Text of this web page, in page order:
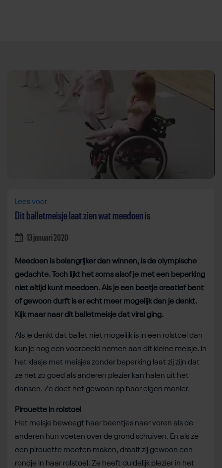
Direct door naar content
Lees voor
Dit balletmeisje laat zien wat meedoen is
13 januari 2020
Meedoen is belangrijker dan winnen, is de olympische
gedachte. Toch lijkt het soms alsof je met een beperking
niet altijd kunt meedoen. Als je een beetje creatief bent
of gewoon durft is er echt meer mogelijk dan je denkt.
Kijk maar naar dit balletmeisje dat viral ging.
Als je denkt dat ballet niet mogelijk is in een rolstoel dan
kun je nog een voorbeeld nemen aan dit kleine meisje. In
het klasje met meisjes zonder beperking laat zij zijn dat
ze net zo goed als anderen plezier kan halen uit het
dansen. Ze doet het gewoon op haar eigen manier.
Pirouette in rolstoel
Het meisje beweegt haar beentjes naar voren als de
anderen hun voeten over de grond schuiven. En als ze
een pirouette moeten maken, draait zij gewoon een
rondje in haar rolstoel. Ze heeft duidelijk plezier in het